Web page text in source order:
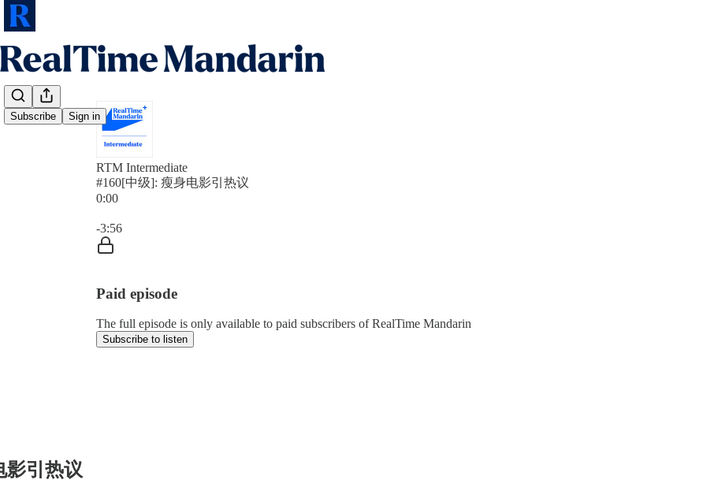
Subscribe Sign in
RTM Intermediate
#160[中级]: 瘦身电影引热议
0:00
-3:56
Paid episode
The full episode is only available to paid subscribers of RealTime Mandarin
Subscribe to listen
影引热议